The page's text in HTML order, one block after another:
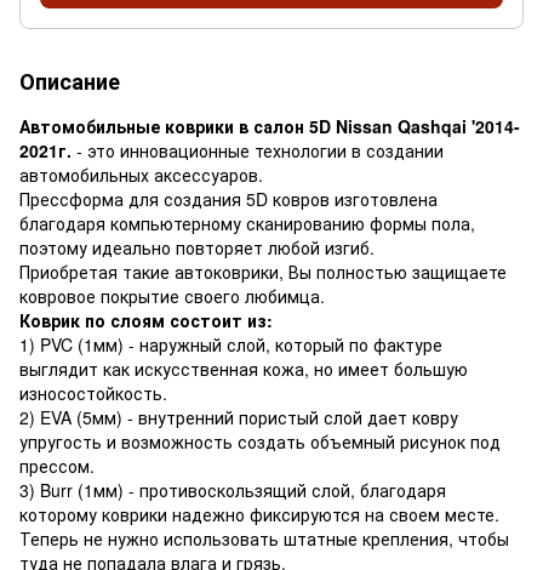
Описание
Автомобильные коврики в салон 5D Nissan Qashqai '2014-
2021г. - это инновационные технологии в создании
автомобильных аксессуаров.
Прессформа для создания 5D ковров изготовлена
благодаря компьютерному сканированию формы пола,
поэтому идеально повторяет любой изгиб.
Приобретая такие автоковрики, Вы полностью защищаете
ковровое покрытие своего любимца.
Коврик по слоям состоит из:
1) PVC (1мм) - наружный слой, который по фактуре
выглядит как искусственная кожа, но имеет большую
износостойкость.
2) EVA (5мм) - внутренний пористый слой дает ковру
упругость и возможность создать объемный рисунок под
прессом.
3) Burr (1мм) - противоскользящий слой, благодаря
которому коврики надежно фиксируются на своем месте.
Теперь не нужно использовать штатные крепления, чтобы
туда не попадала влага и грязь.